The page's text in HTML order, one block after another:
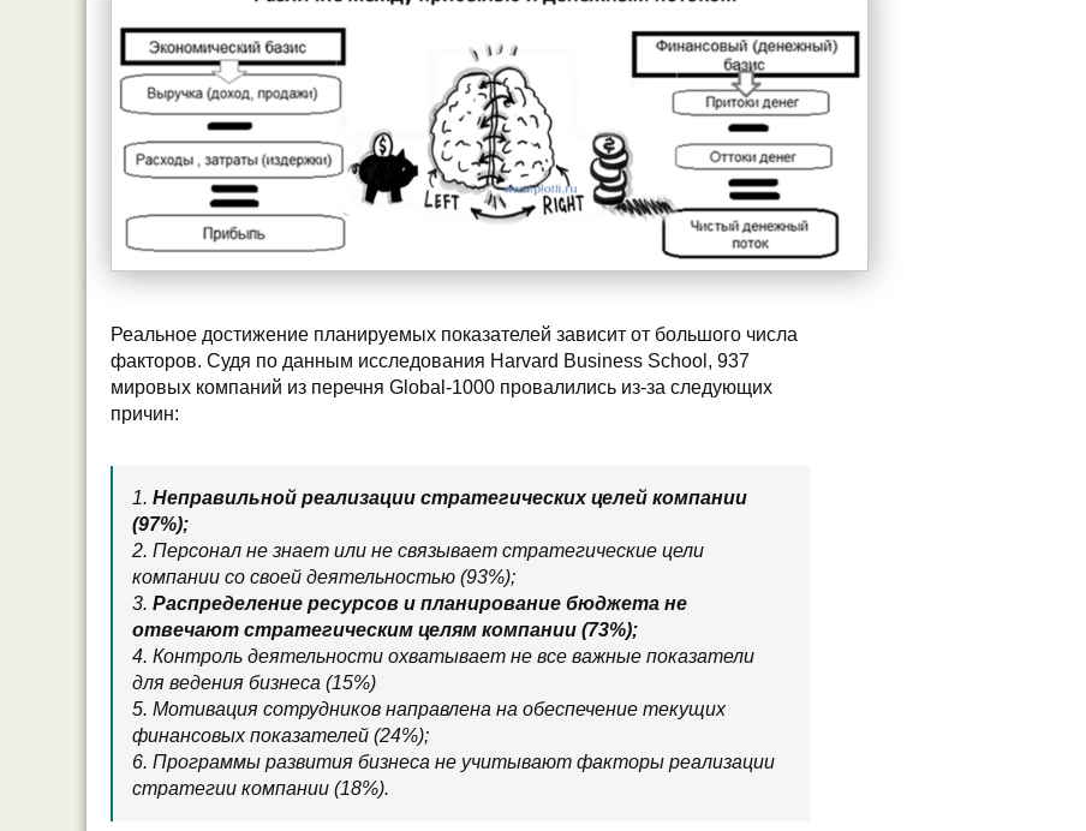
Реальное достижение планируемых показателей зависит от большого числа
факторов. Судя по данным исследования Harvard Business School, 937
мировых компаний из перечня Global-1000 провалились из-за следующих
причин:
1. Неправильной реализации стратегических целей компании
(97%);
2. Персонал не знает или не связывает стратегические цели
компании со своей деятельностью (93%);
3. Распределение ресурсов и планирование бюджета не
отвечают стратегическим целям компании (73%);
4. Контроль деятельности охватывает не все важные показатели
для ведения бизнеса (15%)
5. Мотивация сотрудников направлена на обеспечение текущих
финансовых показателей (24%);
6. Программы развития бизнеса не учитывают факторы реализации
стратегии компании (18%).